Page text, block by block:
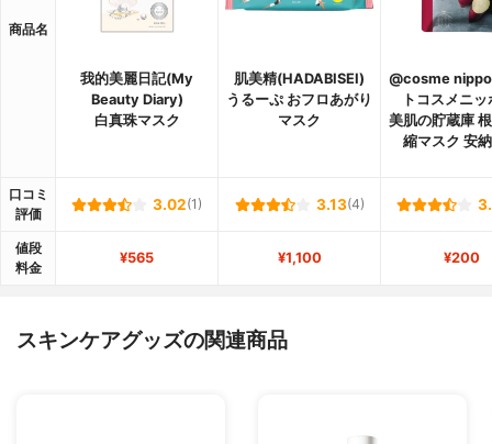
商品名
我的美麗日記(My
Beauty Diary)
白真珠マスク
肌美精(HADABISEI)
うるーぷ おフロあがり
マスク
@cosme
トコスメニ
美肌の貯蔵庫
縮マスク 安
口コミ
評価
3.02(1) 3.13(4)
値段
料金
¥565 ¥1,100 ¥200
スキンケアグッズの関連商品